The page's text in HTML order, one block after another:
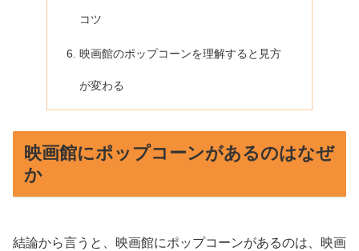
コツ
映画館のポップコーンを理解すると見方
が変わる
映画館にポップコーンがあるのはなぜ
か
結論から言うと、映画館にポップコーンがあるのは、映画